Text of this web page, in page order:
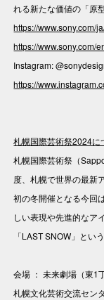
れる新たな価値の「原
https://www.sony.com/
https://www.sony.com/
Instagram:
https://
札幌国際芸術祭2024に
札幌国際芸術祭（
度、札幌で世界の最新
初の冬開催となる今回
しい表現や先進的なア
「LAST SNOW」とい
会場 ： 未来劇場（東1
札幌文化芸術交流セン